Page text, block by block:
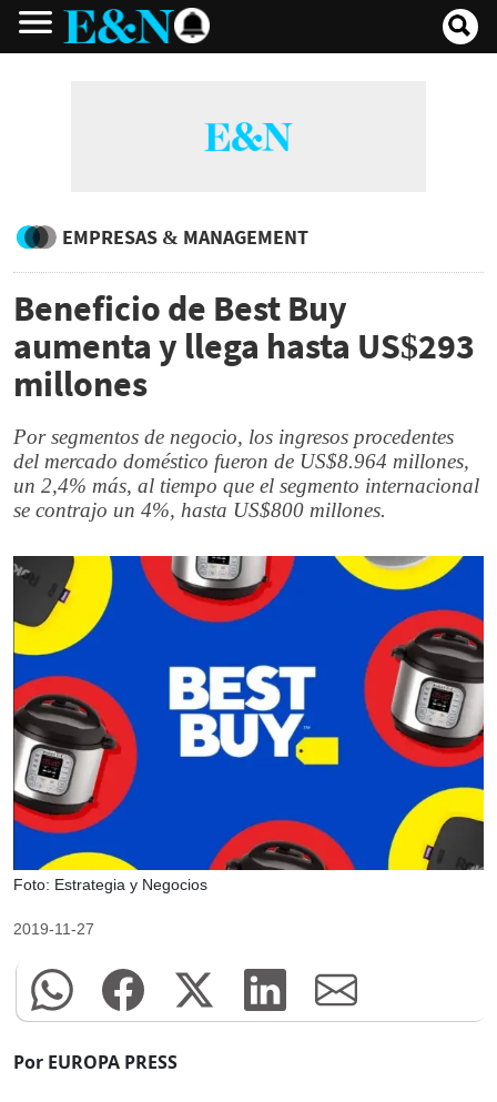
EMPRESAS & MANAGEMENT
Beneficio de Best Buy
aumenta y llega hasta US$293
millones
Por segmentos de negocio, los ingresos procedentes
del mercado doméstico fueron de US$8.964 millones,
un 2,4% más, al tiempo que el segmento internacional
se contrajo un 4%, hasta US$800 millones.
Foto: Estrategia y Negocios
2019-11-27
Por EUROPA PRESS